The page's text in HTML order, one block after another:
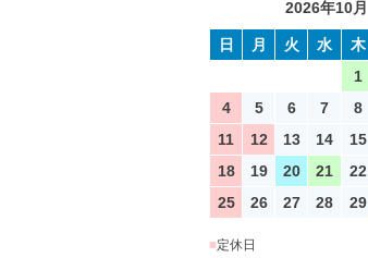
2026年10月
日 月 火 水 木
1
4
5 6 7 8
11
12 13 14 15
18
19 20 21 22
25
26 27 28 29
■定休日